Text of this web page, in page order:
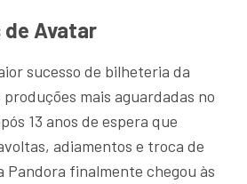
de Avatar
sucesso de bilheteria da
mais aguardadas no
13 anos de espera que
adiamentos e troca de
Pandora finalmente chegou às